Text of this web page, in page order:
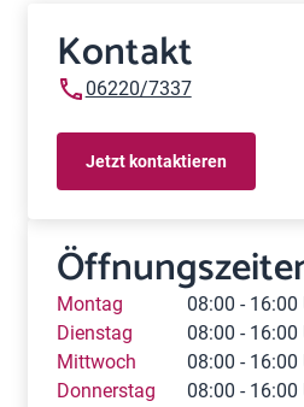
Kontakt
06220/7337
Jetzt kontaktieren
Montag
08:00 - 16:00
Dienstag
08:00 - 16:00
Mittwoch
08:00 - 16:00
Donnerstag
08:00 - 16:00